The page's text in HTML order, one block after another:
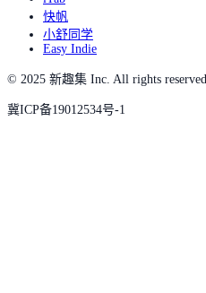
快帆
小舒同学
Easy Indie
© 2025 新趣集 Inc. All rights reserved.
冀ICP备19012534号-1